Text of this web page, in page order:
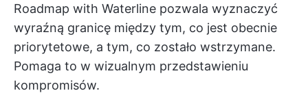
Roadmap with Waterline pozwala wyznaczyć
wyraźną granicę między tym, co jest obecnie
priorytetowe, a tym, co zostało wstrzymane.
Pomaga to w wizualnym przedstawieniu
kompromisów.